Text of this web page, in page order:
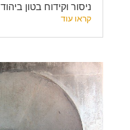
ניסור וקידוח בטון ביהוד
קראו עוד